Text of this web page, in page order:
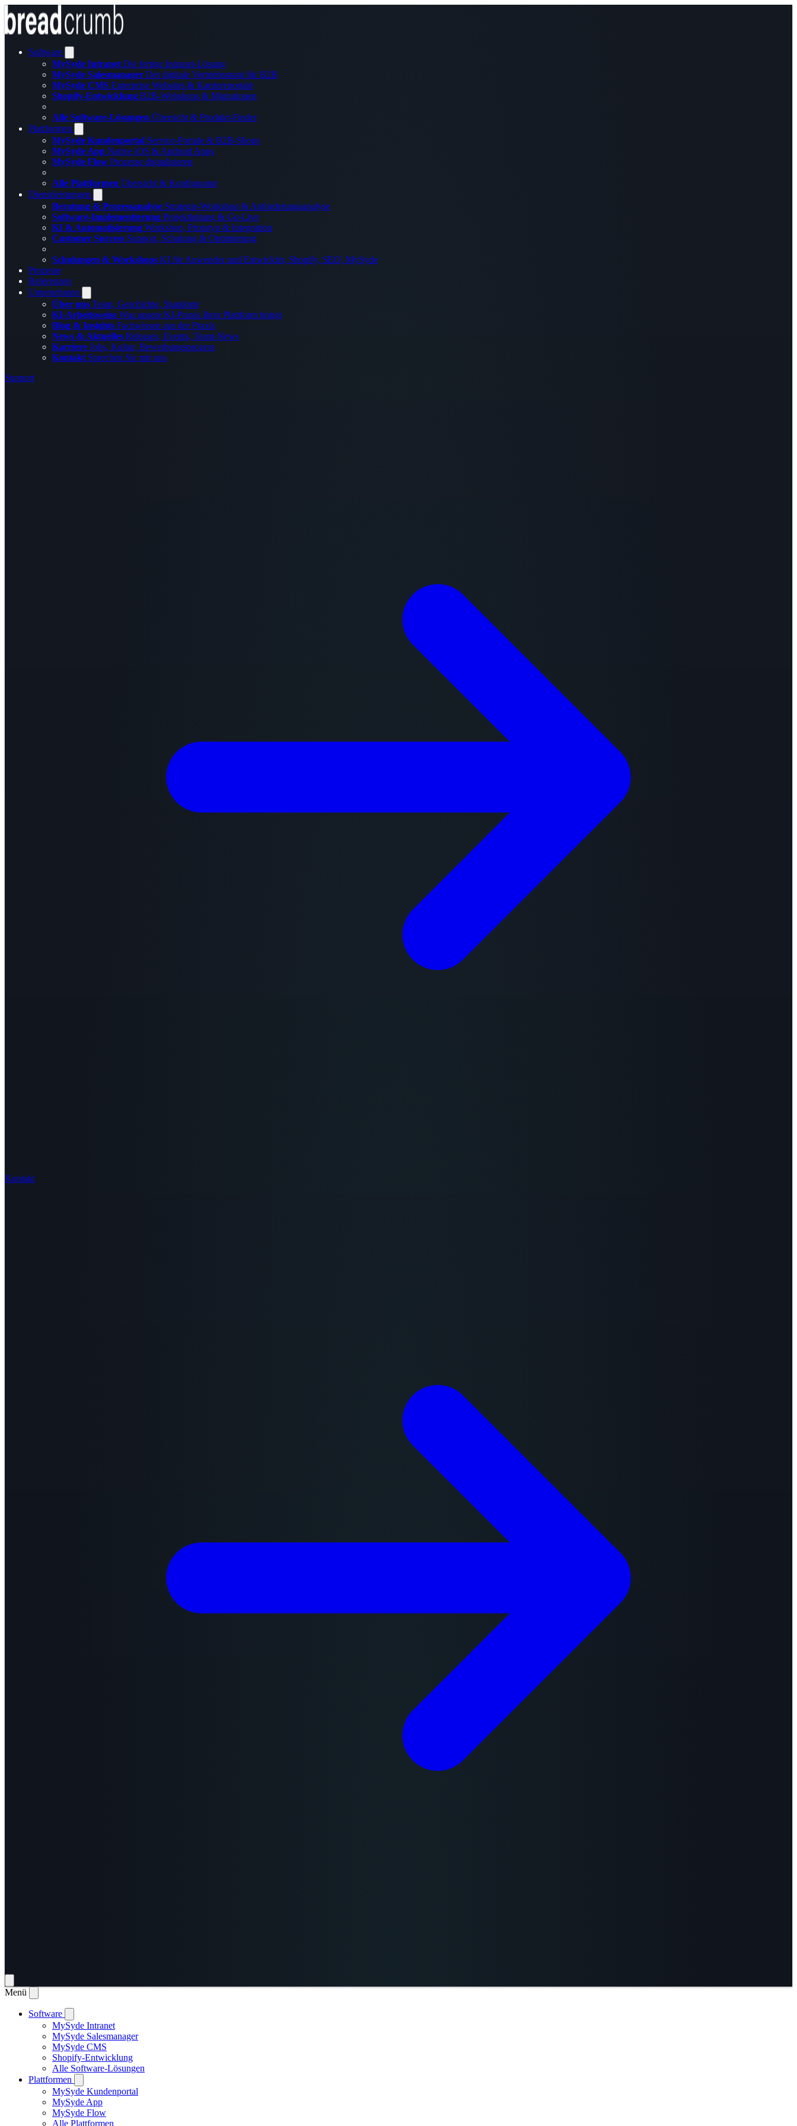
Software
MySyde Intranet Die fertige Intranet-Lösung
MySyde Salesmanager Der digitale Vertriebsraum für B2B
MySyde CMS Enterprise Websites & Karriereportale
Shopify-Entwicklung B2B-Webshops & Migrationen
Alle Software-Lösungen Übersicht & Produkt-Finder
Plattformen
MySyde Kundenportal Service-Portale & B2B-Shops
MySyde App Native iOS & Android Apps
MySyde Flow Prozesse digitalisieren
Alle Plattformen Übersicht & Konfigurator
Dienstleistungen
Beratung & Prozessanalyse Strategie-Workshop & Anforderungsanalyse
Software-Implementierung Projektleitung & Go-Live
KI & Automatisierung Workshop, Prototyp & Integration
Customer Success Support, Schulung & Optimierung
Schulungen & Workshops KI für Anwender und Entwickler, Shopify, SEO, MySyde
Prozesse
Referenzen
Unternehmen
Über uns Team, Geschichte, Standorte
KI-Arbeitsweise Was unsere KI-Praxis Ihrer Plattform bringt
Blog & Insights Fachwissen aus der Praxis
News & Aktuelles Releases, Events, Team-News
Karriere Jobs, Kultur, Bewerbungsprozess
Kontakt Sprechen Sie mit uns
Support
Kontakt
Menü
Software
MySyde Intranet
MySyde Salesmanager
MySyde CMS
Shopify-Entwicklung
Alle Software-Lösungen
Plattformen
MySyde Kundenportal
MySyde App
MySyde Flow
Alle Plattformen